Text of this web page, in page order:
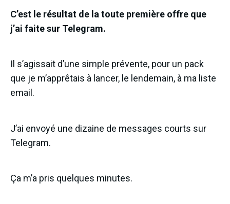
C’est le résultat de la toute première offre que
j’ai faite sur Telegram.
Il s’agissait d’une simple prévente, pour un pack
que je m’apprêtais à lancer, le lendemain, à ma liste
email.
J’ai envoyé une dizaine de messages courts sur
Telegram.
Ça m’a pris quelques minutes.